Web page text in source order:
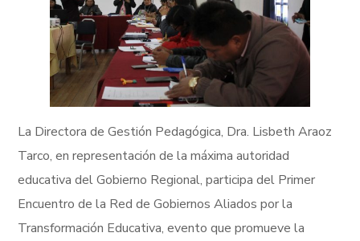
La Directora de Gestión Pedagógica, Dra. Lisbeth Araoz
Tarco, en representación de la máxima autoridad
educativa del Gobierno Regional, participa del Primer
Encuentro de la Red de Gobiernos Aliados por la
Transformación Educativa, evento que promueve la